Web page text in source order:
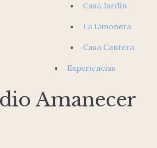
Casa Jardín
La Limonera
Casa Cantera
Experiencias
Amanecer